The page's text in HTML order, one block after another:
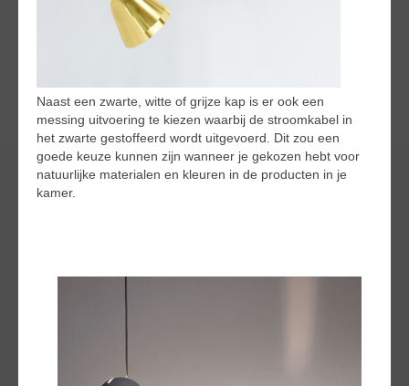
Naast een zwarte, witte of grijze kap is er ook een
messing uitvoering te kiezen waarbij de stroomkabel in
het zwarte gestoffeerd wordt uitgevoerd. Dit zou een
goede keuze kunnen zijn wanneer je gekozen hebt voor
natuurlijke materialen en kleuren in de producten in je
kamer.